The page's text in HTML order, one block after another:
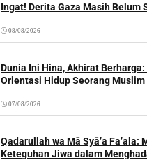
Ingat! Derita Gaza Masih Belum
08/08/2026
Dunia Ini Hina, Akhirat
Orientasi Hidup Seorang Muslim
07/08/2026
Qadarullah wa Mā Syā’a Fa’ala:
Keteguhan Jiwa dalam